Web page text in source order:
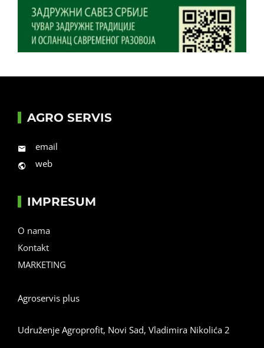
AGRO SERVIS
email
web
IMPRESUM
O nama
Kontakt
MARKETING
Agroservis plus
Udruženje Agroprofit, Novi Sad, Vladimira Nikolića 2